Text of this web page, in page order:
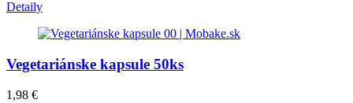
Detaily
Vegetariánske kapsule 50ks
1,98 €